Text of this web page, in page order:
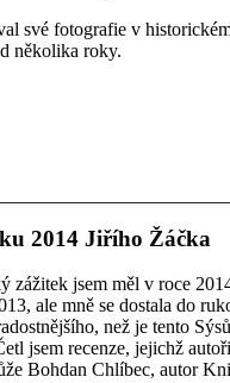
své fotografie v
několika roky.
2014 Jiřího Žáčka
zážitek jsem měl v roce
ale mně se dostala do
než je tento
jsem recenze, jejichž
Bohdan Chlíbec, autor